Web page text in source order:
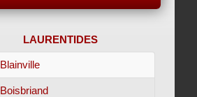
LAURENTIDES
Blainville
Boisbriand